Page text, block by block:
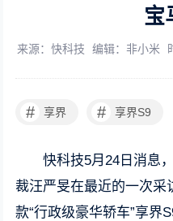
宝
来源：快科技 编辑：非小米
# 享界 # 享界S9
快科技5月24日消息
裁汪严旻在最近的一次
款“行政级豪华轿车”享界